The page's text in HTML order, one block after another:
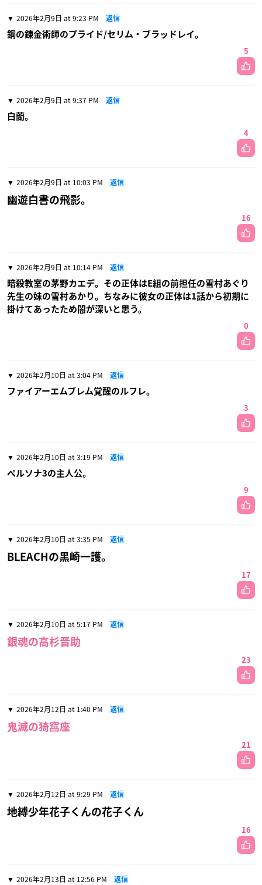
2026年2月9日 at 9:23 PM 返信
鋼の錬金術師のプライド/セリム・ブラッドレイ。
5
2026年2月9日 at 9:37 PM 返信
白蘭。
4
2026年2月9日 at 10:03 PM 返信
幽遊白書の飛影。
16
2026年2月9日 at 10:14 PM 返信
暗殺教室の茅野カエデ。その正体はE組の前担任の雪村あぐり
先生の妹の雪村あかり。ちなみに彼女の正体は1話から初期に
掛けてあったため闇が深いと思う。
0
2026年2月10日 at 3:04 PM 返信
ファイアーエムブレム覚醒のルフレ。
3
2026年2月10日 at 3:19 PM 返信
ペルソナ3の主人公。
9
2026年2月10日 at 3:35 PM 返信
BLEACHの黒崎一護。
17
2026年2月10日 at 5:17 PM 返信
銀魂の高杉晋助
23
2026年2月12日 at 1:40 PM 返信
鬼滅の猗窩座
21
2026年2月12日 at 9:29 PM 返信
地縛少年花子くんの花子くん
16
2026年2月13日 at 12:56 PM 返信